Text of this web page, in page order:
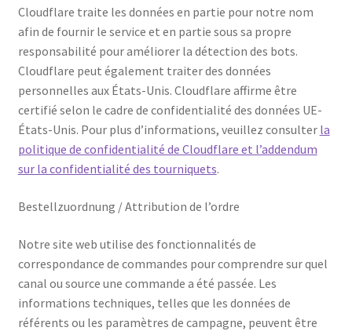
Cloudflare traite les données en partie pour notre nom
afin de fournir le service et en partie sous sa propre
responsabilité pour améliorer la détection des bots.
Cloudflare peut également traiter des données
personnelles aux États-Unis. Cloudflare affirme être
certifié selon le cadre de confidentialité des données UE-
États-Unis. Pour plus d’informations, veuillez consulter la
politique de confidentialité de Cloudflare et l’addendum
sur la confidentialité des tourniquets.
Bestellzuordnung / Attribution de l’ordre
Notre site web utilise des fonctionnalités de
correspondance de commandes pour comprendre sur quel
canal ou source une commande a été passée. Les
informations techniques, telles que les données de
référents ou les paramètres de campagne, peuvent être